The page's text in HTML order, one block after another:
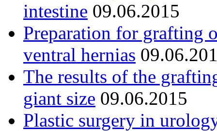
intestine 09.06.2015
Preparation for grafting
ventral hernias
The results of the
giant size 09.06.2015
Plastic surgery in